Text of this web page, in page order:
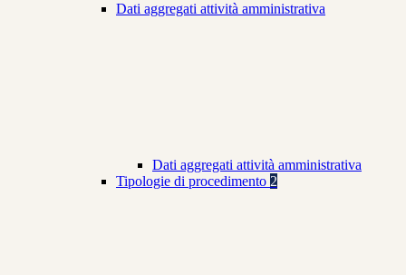
Dati aggregati attività amministrativa
Dati aggregati attività amministrativa
Tipologie di procedimento 2